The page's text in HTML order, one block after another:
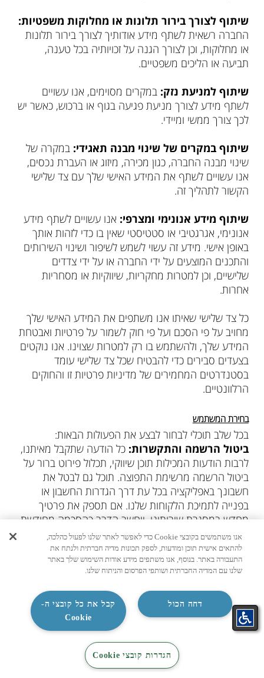
שיתוף לצורך בירור תלונות או מחלוקות משפטיות:
החברה רשאית לשתף מידע אודותיך לצורך בירור תלונות
או מחלוקות, וכן לצורך הגנה על זכויותיה בכל טענה,
תביעה או הליכים משפטיים.
שיתוף למניעת נזק: במקרים מסוימים, אנו עשויים
לשתף מידע לצורך מניעת פגיעה בגוף או ברכוש, כאשר יש
לכך צורך ממשי ומיידי.
שיתוף במקרים של שינוי מבנה תאגידי: במקרה של
שינוי מבנה החברה, כגון מכירה, מיזוג או העברת נכסים,
אנו עשויים לשתף את המידע האישי שלך עם צד שלישי
הקשור לתהליך זה.
שיתוף מידע אנונימי ומצרפי: אנו עשויים לשתף מידע
אנונימי, אגרגטיבי או סטטיסטי שאין בו כדי לזהות אותך
באופן אישי. מידע זה עשוי לשמש לשיפור ושינוי השירותים
והתכנים המוצעים על ידי החברה או על ידי צדדים
שלישיים, וכן למטרות מחקריות, שיווקיות או מסחריות
אחרות.
כל צד שלישי שאיתו אנו משתפים את המידע האישי שלך
מחויב על פי הסכם ועל פי חוק לשמור על פרטיות ואבטחת
המידע שלך, ולהשתמש בו רק למטרות שצוינו. אנו נוקטים
בצעדים סבירים כדי להבטיח שכל צד שלישי עומד
בסטנדרטים המחמירים של מדיניות פרטיות זו והחוקים
הרלוונטיים.
בחירת המשתמש
בכל שלב תוכלי לבחור לבצע את הפעולות הבאות:
ביטול הרשמה והתקשרות:כל הודעה שתקבל מאיתנו,
לרבות הודעות המכילות תוכן שיווקי, תכלול פירוט ברור על
ביטול הרשמה מרשימת התפוצה. תוכל גם לבטל את
חשבונך באפליקציה בכל עת דרך הגדרות החשבון או
בפנייה לתמיכת הלקוחות שלנו. אם תספק את פרטיך
מחדש במסגרת שירותינו, ייחשב הדבר כהסכמה מחודשת
לקבלת פניות.
שליטה בהגדרות עוגיות
: כפי שפורט בפרק 5 לעיל,
תוכל לנטרל או למחוק עוגיות דרך הגדרות הדפדפן שלך
בכל עת.
גישה ותיקון מידע אישי: בהתאם לדין הישראלי, הנך
זכאי לעיין במידע המוחזק לגביך במאגרי המידע שלנו
ולבקש לתקן מידע שאינו שלם או מעודכן. ניתן לפנות אלינו
בנושא זה באמצעות כתובת המייל:tadirang@tadiran-
קטלוג
מיזוג
קטלוג
חשמל
אנו משתמשים בקובצי Cookie כדי לאפשר לאתר שלנו לפעול כהלכה,
להתאים אישית תוכן ומודעות, לספק תכונות מדיה חברתית ולנתח את
התעבורה באתר. בנוסף, אנו משתפים מידע אודות השימוש שלך באתר
שלנו עם המדיה החברתית ושותפי הפרסום והניתוח שלנו.
קבל את כל קובצי ה-
Cookie
דחה הכול
הגדרות קובצי Cookie